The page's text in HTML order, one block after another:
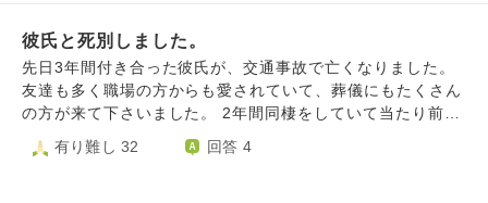
思っています。 一言でいうと、もう満足です。ただ両親が
いなくなっても、自ら命を終わらせる勇気は持てないと思う
ので、どうしたものかなと考えてしまいます。
す。 海が好きで時々海を見に行くのですが、いつも通る橋
から何回も飛び降りようか考えてしまいます。 年齢関係な
く周りの方を見るといつも、みんなちゃんと辛くても学校を
卒業して働いて生きてるのかなって考えたりしています。
と思っているのですが、最後にもしちがう道はあるのかお聞
彼氏と死別しました。
先日3年間付き合った彼氏が、交通事故で亡くなりました。
友達も多く職場の方からも愛されていて、葬儀にもたくさん
の方が来て下さいました。 2年間同棲をしていて当たり前に
あった彼との毎日や、一緒に過ごしていくはずだった未来が
突然なくなり、受け止められない日々を過ごしています。
有り難し 32 回答 4